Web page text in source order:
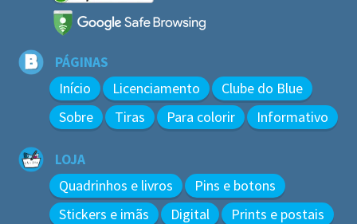
PÁGINAS
Início Licenciamento
Clube do Blue
Sobre
Tiras Para colorir Informativo
LOJA
Quadrinhos e livros
Pins e botons
Stickers e imãs
Digital
Prints e postais